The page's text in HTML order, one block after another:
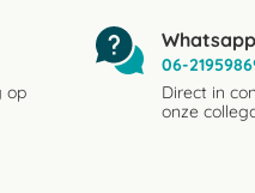
op
Whatsapp
06-
Direct in
onze